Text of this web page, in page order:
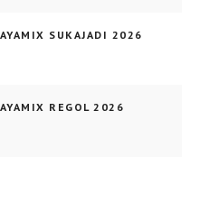
SUKAJADI 2026
REGOL 2026